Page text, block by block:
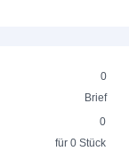
0
Brief
0
für 0 Stück